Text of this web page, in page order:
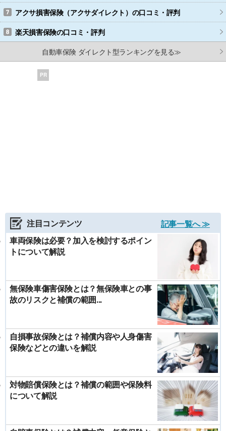
アクサ損害保険（アクサダイレクト） の口コミ・評判
楽天損害保険の口コミ・評判
自動車保険 ダイレクト型ランキングを見る≫
PR
注目コンテンツ
記事一覧へ ≫
車両保険は必要？加入を検討するポイン
トについて解説
無保険車傷害保険とは？無保険車との事
故のリスクと補償の範囲...
自損事故保険とは？補償内容や人身傷害
保険などとの違いを解説
対物賠償保険とは？補償の範囲や保険料
について解説